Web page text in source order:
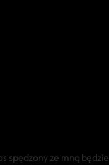
spędzony ze mną